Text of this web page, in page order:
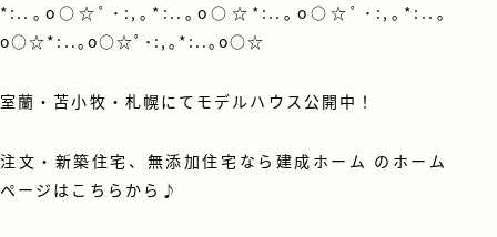
*:..｡o○☆ﾟ･:,｡*:..｡o○☆*:..｡o○☆ﾟ･:,｡*:..｡
o○☆*:..｡o○☆ﾟ･:,｡*:..｡o○☆
室蘭・苫小牧・札幌にてモデルハウス公開中！
注文・新築住宅、無添加住宅なら建成ホーム のホーム
ページはこちらから♪